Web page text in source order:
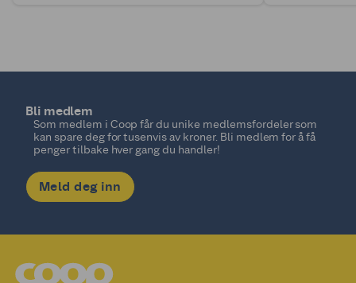
Bli medlem
Som medlem i Coop får du unike medlemsfordeler som
kan spare deg for tusenvis av kroner. Bli medlem for å få
penger tilbake hver gang du handler!
Meld deg inn